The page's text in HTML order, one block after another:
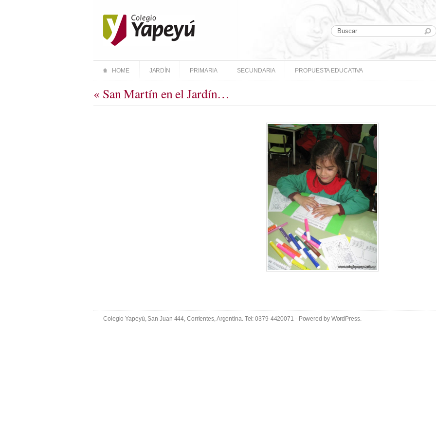
HOME JARDÍN PRIMARIA SECUNDARIA PROPUESTA EDUCATIVA
« San Martín en el Jardín…
Colegio Yapeyú, San Juan 444, Corrientes, Argentina. Tel: 0379-4420071 - Powered by WordPress.